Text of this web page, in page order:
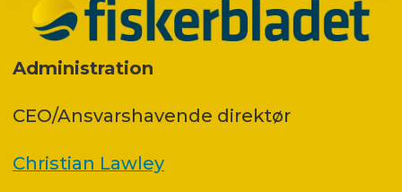
Administration
CEO/Ansvarshavende direktør
Christian Lawley